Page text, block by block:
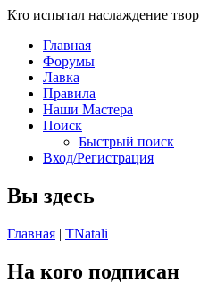
Кто испытал наслаждение
Главная
Форумы
Лавка
Правила
Наши Мастера
Поиск
Быстрый поиск
Вход/Регистрация
Вы здесь
Главная | TNatali
На кого подписан